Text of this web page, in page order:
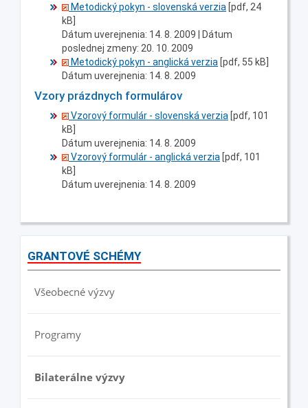
Metodický pokyn - slovenská verzia [pdf, 24
kB]
Dátum uverejnenia: 14. 8. 2009 |
Dátum
poslednej zmeny: 20. 10. 2009
Metodický pokyn - anglická verzia [pdf, 55 kB]
Dátum uverejnenia: 14. 8. 2009
Vzory prázdnych formulárov
Vzorový formulár - slovenská verzia [pdf, 101
kB]
Dátum uverejnenia: 14. 8. 2009
Vzorový formulár - anglická verzia [pdf, 101
kB]
Dátum uverejnenia: 14. 8. 2009
GRANTOVÉ SCHÉMY
Všeobecné výzvy
Programy
Bilaterálne výzvy